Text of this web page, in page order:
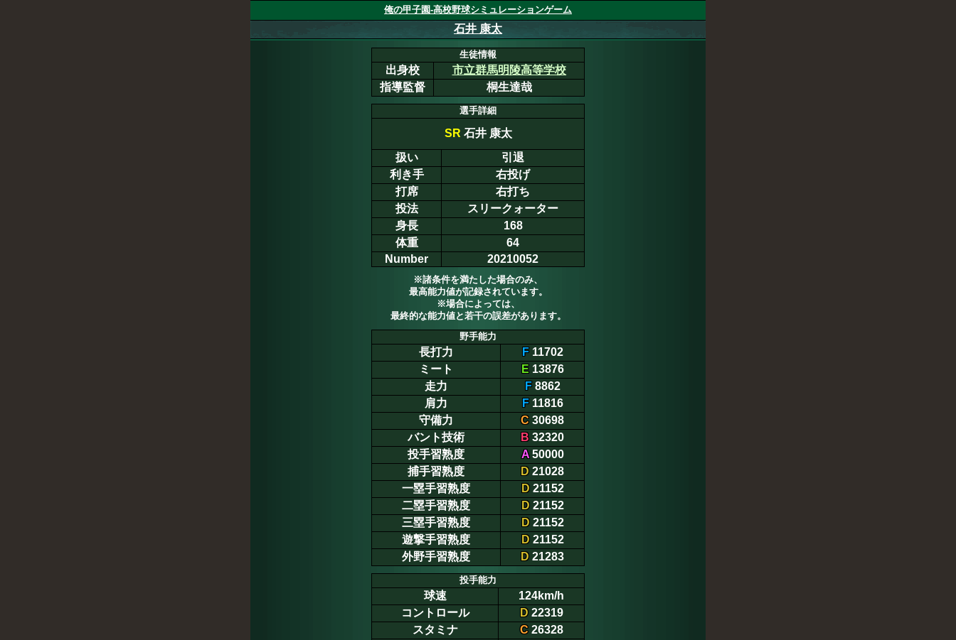
俺の甲子園-高校野球シミュレーションゲーム
石井 康太
生徒情報
出身校
市立群馬明陵高等学校
指導監督
桐生達哉
選手詳細
SR 石井 康太
扱い
引退
利き手
右投げ
打席
右打ち
投法
スリークォーター
身長
168
体重
64
Number
20210052
※諸条件を満たした場合のみ、
最高能力値が記録されています。
※場合によっては、
最終的な能力値と若干の誤差があります。
野手能力
長打力 F11702
ミート
E13876
走力
F8862
肩力
F11816
守備力
C 30698
バント技術
B 32320
投手習熟度
A50000
捕手習熟度
D 21028
一塁手習熟度
D21152
二塁手習熟度
D21152
三塁手習熟度
D21152
遊撃手習熟度
D21152
外野手習熟度
D 21283
投手能力
球速
124km/h
コントロール
D22319
スタミナ
C26328